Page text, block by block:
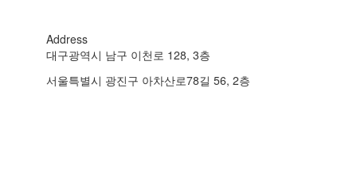
Address
대구광역시 남구 이천로 128, 3층
서울특별시 광진구 아차산로78길 56, 2층